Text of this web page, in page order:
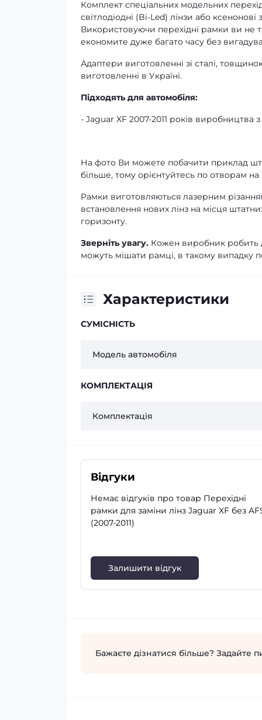
Комплект спеціальних модельних
світлодіодні (Bi-Led) лінзи або
Використовуючи перехідні рамки ви не
економите дуже багато часу без
Адаптери виготовленні зі сталі,
виготовленні в Україні.
Підходять для автомобіля:
- Jaguar XF 2007-2011 років виробництва
На фото Ви можете побачити приклад
більше, тому орієнтуйтесь по отворам
Рамки виготовляються лазерним
встановлення нових лінз на місця
горизонту.
Зверніть увагу. Кожен виробник робить
можуть мішати рамці, в такому випадку
Характеристики
СУМІСНІСТЬ
Модель автомобіля
КОМПЛЕКТАЦІЯ
Комплектація
Відгуки
Немає відгуків про товар Перехідні
рамки для заміни лінз Jaguar XF без
(2007-2011)
Залишити відгук
Бажаєте дізнатися більше? Задайте